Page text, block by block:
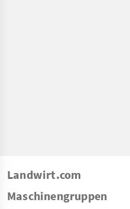
Landwirt.com
Maschinengruppen